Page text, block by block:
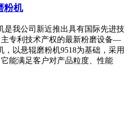
粉机
是我公司新近推出具有国际先进技
专利技术产权的最新粉磨设备—
以悬辊磨粉机9518为基础，采用
能满足客户对产品粒度、性能